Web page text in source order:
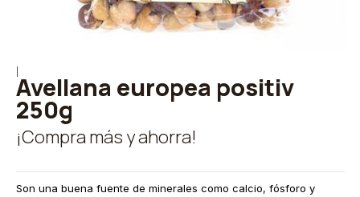
Avellana europea positiv
250g
¡Compra más y ahorra!
Son una buena fuente de minerales como calcio, fósforo y